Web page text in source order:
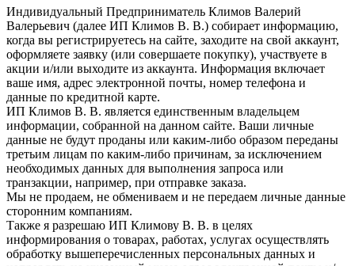
Индивидуальный Предприниматель Климов Валерий
Валерьевич (далее ИП Климов В. В.) собирает информацию,
когда вы регистрируетесь на сайте, заходите на свой аккаунт,
оформляете заявку (или совершаете покупку), участвуете в
акции и/или выходите из аккаунта. Информация включает
ваше имя, адрес электронной почты, номер телефона и
данные по кредитной карте.
ИП Климов В. В. является единственным владельцем
информации, собранной на данном сайте. Ваши личные
данные не будут проданы или каким-либо образом переданы
третьим лицам по каким-либо причинам, за исключением
необходимых данных для выполнения запроса или
транзакции, например, при отправке заказа.
Мы не продаем, не обмениваем и не передаем личные данные
сторонним компаниям.
Также я разрешаю ИП Климову В. В. в целях
информирования о товарах, работах, услугах осуществлять
обработку вышеперечисленных персональных данных и